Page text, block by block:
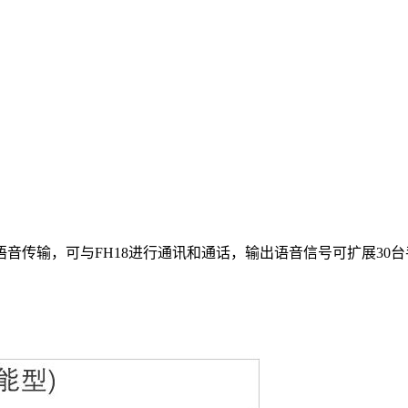
输，可与FH18进行通讯和通话，输出语音信号可扩展30